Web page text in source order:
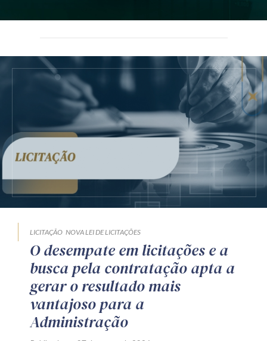
LICITAÇÃO NOVA LEI DE LICITAÇÕES
O desempate em licitações e a
busca pela contratação apta a
gerar o resultado mais
vantajoso para a
Administração